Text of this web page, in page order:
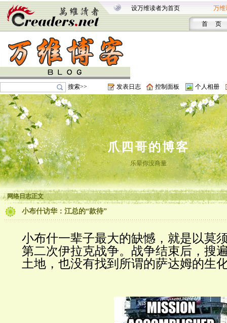
设万维读者为首页 万维
首 页
搜索>> 发表日志 控制面板 个人相册
爪四哥的博客
乐晕你没商量
网络日志正文
小布什访华：江总的“款待”
小布什一辈子最大的缺憾，就是以莫
第二次伊拉克战争。战争结束后，搜
土地，也没有找到所谓的萨达姆的生